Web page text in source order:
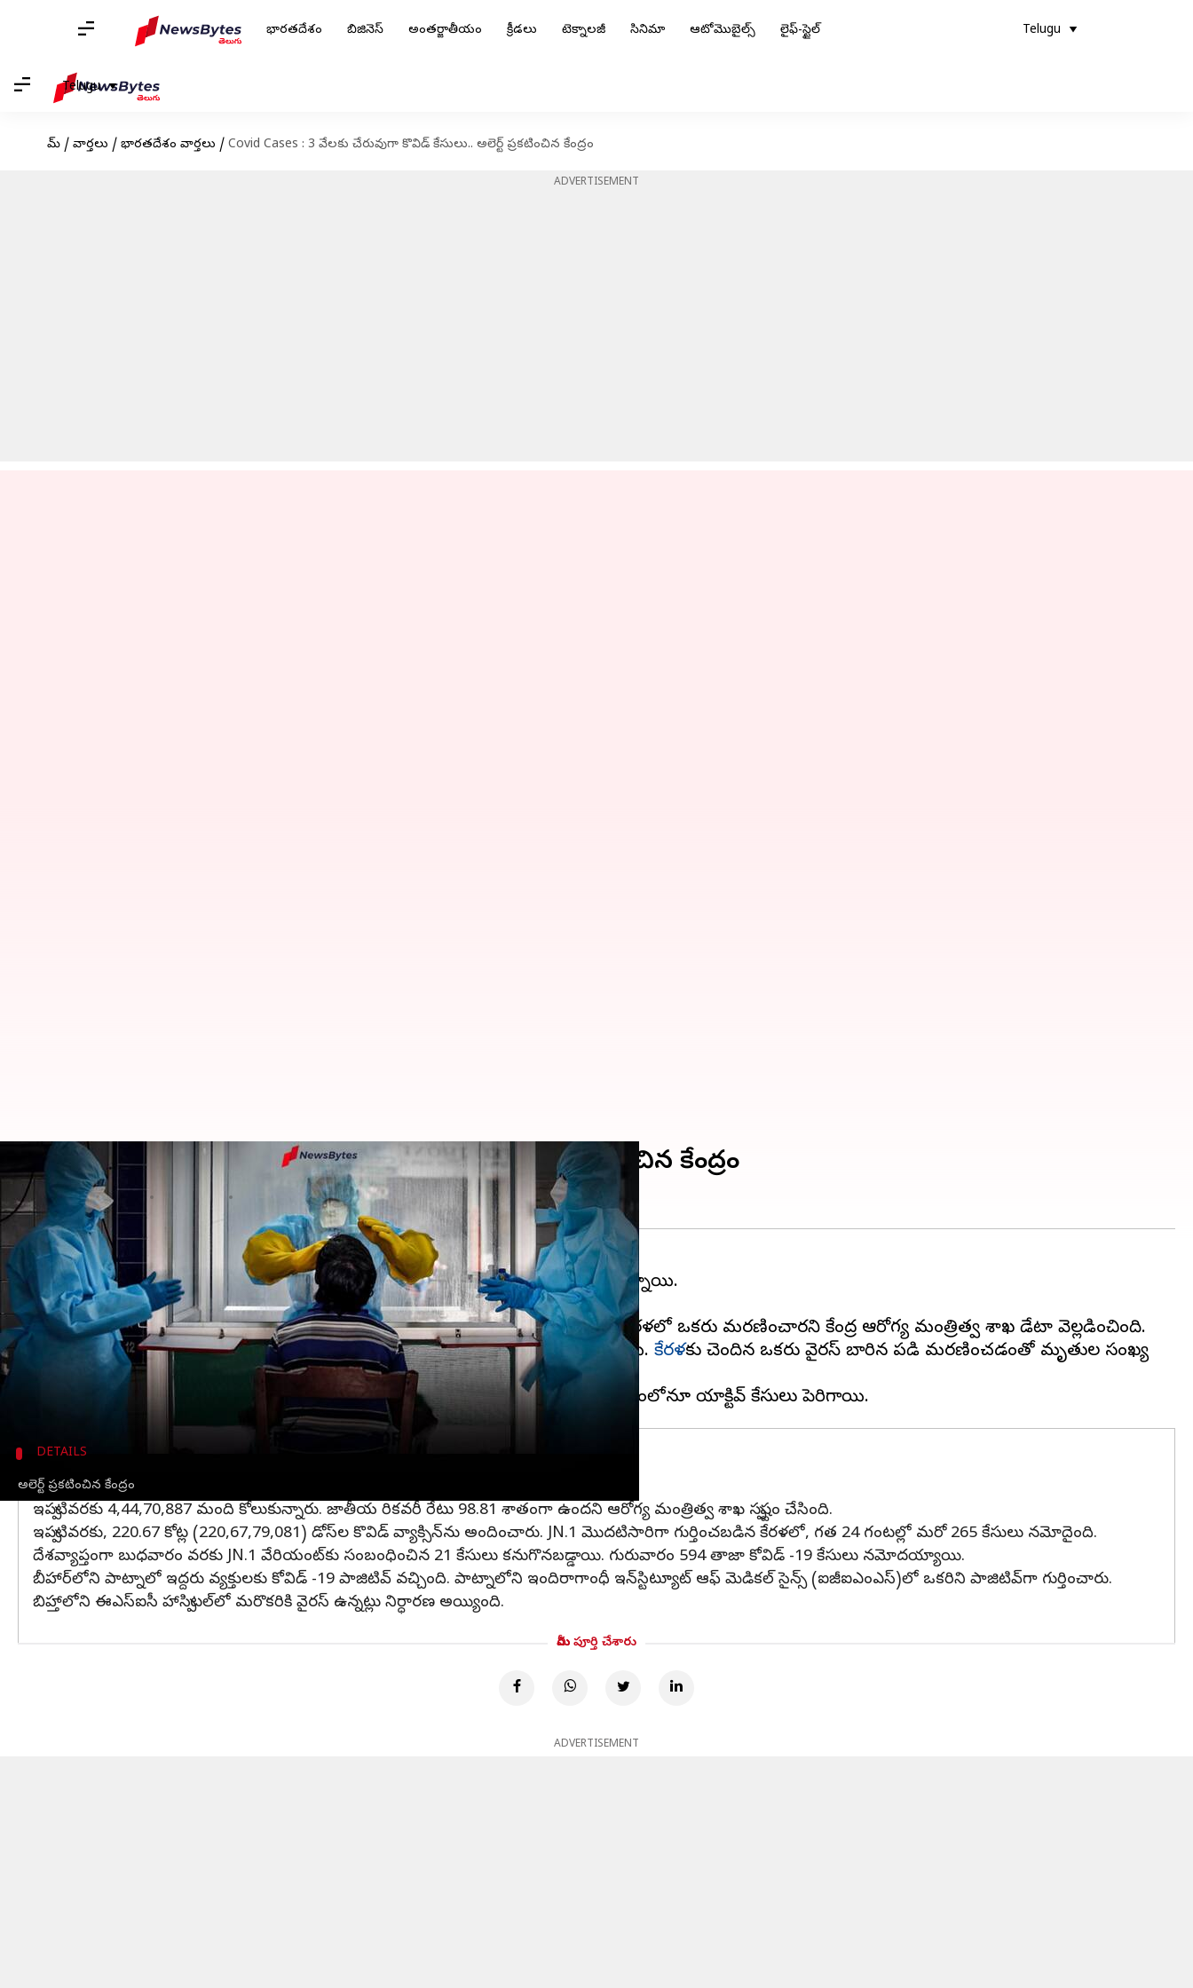
భారతదేశం బిజినెస్ అంతర్జాతీయం క్రీడలు టెక్నాలజీ సినిమా ఆటోమొబైల్స్ లైఫ్-స్టైల్ Telugu
Telugu
హోమ్ / వార్తలు / భారతదేశం వార్తలు / Covid Cases : 3 వేలకు చేరువుగా కొవిడ్ కేసులు.. అలెర్ట్ ప్రకటించిన కేంద్రం
ADVERTISEMENT
అలెర్ట్ ప్రకటించిన కేంద్రం
Covid Cases : 3 వేలకు చేరువుగా కొవిడ్ కేసులు.. అలెర్ట్ ప్రకటించిన కేంద్రం
వ్రాసిన వారు TEJAVYAS BESTHA
ఈ వార్తాకథనం ఏంటి
భారత్‌లో కొవిడ్ రక్కసి మరోసారి విజృంభిస్తోంది. ఈ మేరకు క్రియాశీల కేసులు మళ్లీ పెరుగుతున్నాయి.
ఈ క్రమంలోనే శుక్రవారం మూడు వేల మార్క్‌కు చేరువగా కేసులు అధికమవుతున్నాయి.
సబ్-వేరియంట్ JN-1 మొదటి కేసును గుర్తించిన తర్వాత కేసుల ఆకస్మిక పెరుగుదల మధ్య కేరళలో ఒకరు మరణించారని కేంద్ర ఆరోగ్య మంత్రిత్వ శాఖ డేటా వెల్లడించింది.
క్రియాశీల కేసులు గురువారం 2,669 ఉండగా, శుక్రవారం ఉదయం నాటికి 2,997కి ఎగబాకాయి. కేరళకు చెందిన ఒకరు వైరస్ బారిన పడి మరణించడంతో మృతుల సంఖ్య
5,33,328కి చేరుకుంది.
DETAILS
గురువారం ఒక్కరోజే 594 కేసులు నమోదు
ఇప్పటివరకు 4,44,70,887 మంది కోలుకున్నారు. జాతీయ రికవరీ రేటు 98.81 శాతంగా ఉందని ఆరోగ్య మంత్రిత్వ శాఖ స్పష్టం చేసింది.
ఇప్పటివరకు, 220.67 కోట్ల (220,67,79,081) డోస్‌ల కొవిడ్ వ్యాక్సిన్‌ను అందించారు. JN.1 మొదటిసారిగా గుర్తించబడిన కేరళలో, గత 24 గంటల్లో మరో 265 కేసులు నమోదైంది.
దేశవ్యాప్తంగా బుధవారం వరకు JN.1 వేరియంట్‌కు సంబంధించిన 21 కేసులు కనుగొనబడ్డాయి. గురువారం 594 తాజా కోవిడ్ -19 కేసులు నమోదయ్యాయి.
బీహార్‌లోని పాట్నాలో ఇద్దరు వ్యక్తులకు కోవిడ్ -19 పాజిటివ్ వచ్చింది. పాట్నాలోని ఇందిరాగాంధీ ఇన్‌స్టిట్యూట్ ఆఫ్ మెడికల్ సైన్స్ (ఐజీఐఎంఎస్)లో ఒకరిని పాజిటివ్‌గా గుర్తించారు.
బిహ్తాలోని ఈఎస్‌ఐసీ హాస్పిటల్‌లో మరొకరికి వైరస్ ఉన్నట్లు నిర్ధారణ అయ్యింది.
మీరు పూర్తి చేశారు
ADVERTISEMENT